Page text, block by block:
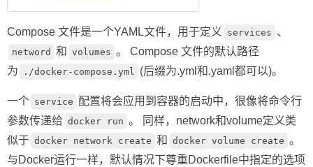
Compose 文件是一个YAML文件，用于定义 services 、
netword 和 volumes 。 Compose 文件的默认路径
为
./docker-compose.yml (后缀为.yml和.yaml都可以)。
一个 service 配置将会应用到容器的启动中，很像将命令行
参数传递给 docker run 。 同样，network和volume定义类
似于 docker network create 和 docker volume create 。
与Docker运行一样，默认情况下尊重Dockerfile中指定的选项